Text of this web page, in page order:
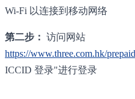
Wi-Fi 以连接到移动网络
第二步： 访问网站
https://www.three.com.hk/
ICCID 登录"进行登录